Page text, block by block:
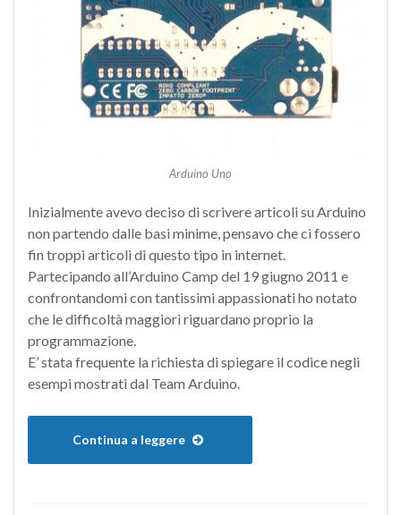
Arduino Uno
Inizialmente avevo deciso di scrivere articoli su Arduino
non partendo dalle basi minime, pensavo che ci fossero
fin troppi articoli di questo tipo in internet.
Partecipando all’Arduino Camp del 19 giugno 2011 e
confrontandomi con tantissimi appassionati ho notato
che le difficoltà maggiori riguardano proprio la
programmazione.
E’ stata frequente la richiesta di spiegare il codice negli
esempi mostrati dal Team Arduino.
Continua a leggere